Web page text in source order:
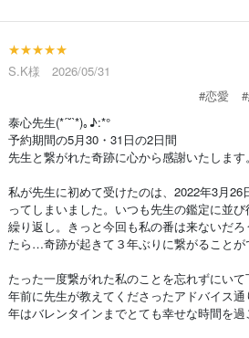
★★★★★
S.K様 2026/05/31
#恋愛
泰心先生(*ˊ˘ˋ*)｡♪:*°
予約期間の5月30・31日の2日間
先生と繋がれた奇跡に心から感謝いたします。
私が先生に初めて受けたのは、2022年3月
ってしまいました。いつも先生の鑑定に並
繰り返し。きっと今回も私の番は来ないだ
たら…奇跡が起きて３年ぶりに繋がることが
たった一度繋がれた私のことを忘れずにい
年前に先生が教えてくださったアドバイス
年はバレンタインまでとても幸せな時間を過